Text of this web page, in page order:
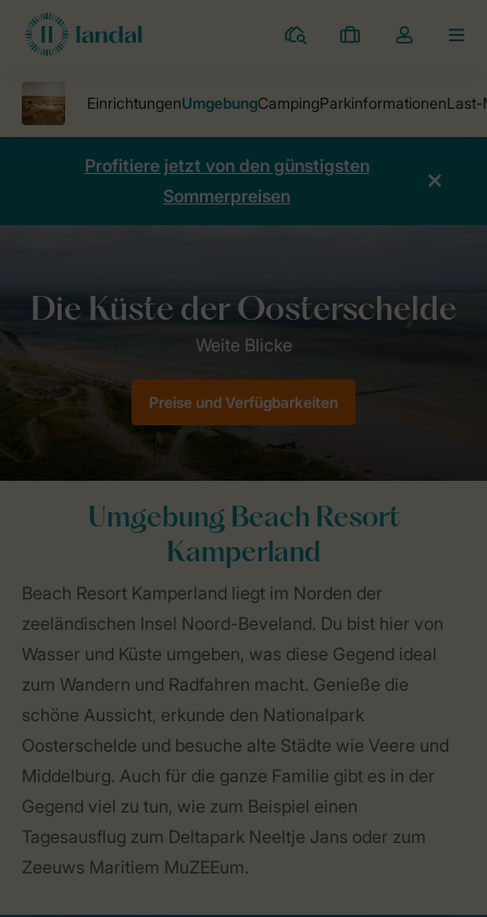
Ferienparks
Meine
Dropdown-
öffnen
Profitiere jetzt von den günstigsten
Sommerpreisen
Preise und Verfügbarkeiten
Umgebung Beach Resort
Kamperland
Beach Resort Kamperland liegt im Norden der
zeeländischen Insel Noord-Beveland. Du bist hier von
Wasser und Küste umgeben, was diese Gegend ideal
zum Wandern und Radfahren macht. Genieße die
schöne Aussicht, erkunde den Nationalpark
Oosterschelde und besuche alte Städte wie Veere und
Middelburg. Auch für die ganze Familie gibt es in der
Gegend viel zu tun, wie zum Beispiel einen
Tagesausflug zum Deltapark Neeltje Jans oder zum
Zeeuws Maritiem MuZEEum.